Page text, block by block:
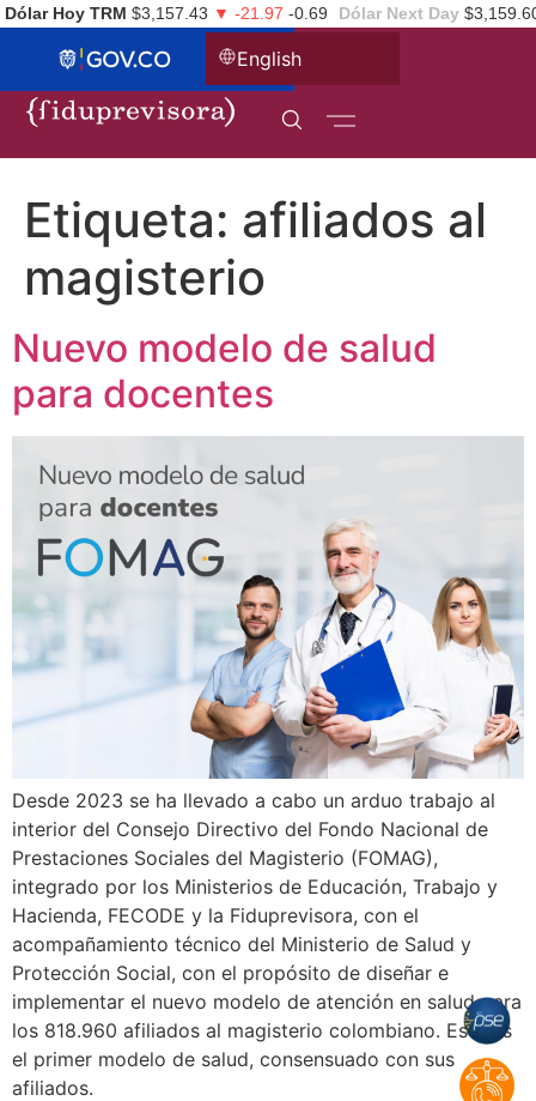
Dólar Hoy TRM $3,157.43 ▼ -21.97 -0.69 Dólar Next Day
English
Etiqueta: afiliados al
magisterio
Nuevo modelo de salud
para docentes
Desde 2023 se ha llevado a cabo un arduo trabajo al
interior del Consejo Directivo del Fondo Nacional de
Prestaciones Sociales del Magisterio (FOMAG),
integrado por los Ministerios de Educación, Trabajo y
Hacienda, FECODE y la Fiduprevisora, con el
acompañamiento técnico del Ministerio de Salud y
Protección Social, con el propósito de diseñar e
implementar el nuevo modelo de atención en salud para
los 818.960 afiliados al magisterio colombiano. Este es
el primer modelo de salud, consensuado con sus
afiliados.